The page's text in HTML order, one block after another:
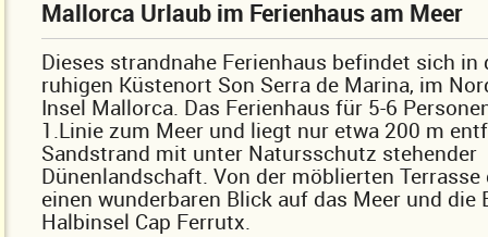
Mallorca Urlaub im Ferienhaus am Meer
Dieses strandnahe Ferienhaus befindet sich in
ruhigen Küstenort Son Serra de Marina, im
Insel Mallorca. Das Ferienhaus für 5-6
1.Linie zum Meer und liegt nur etwa 200 m
Sandstrand mit unter Natursschutz stehender
Dünenlandschaft. Von der möblierten
einen wunderbaren Blick auf das Meer und die
Halbinsel Cap Ferrutx.